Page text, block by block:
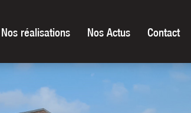
Nos réalisations Nos Actus Contact